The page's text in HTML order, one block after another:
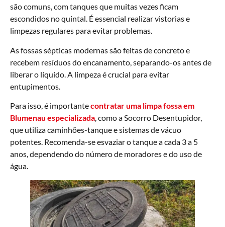
são comuns, com tanques que muitas vezes ficam
escondidos no quintal. É essencial realizar vistorias e
limpezas regulares para evitar problemas.
As fossas sépticas modernas são feitas de concreto e
recebem resíduos do encanamento, separando-os antes de
liberar o líquido. A limpeza é crucial para evitar
entupimentos.
Para isso, é importantecontratar uma limpa fossa em
Blumenau especializada, como a Socorro Desentupidor,
que utiliza caminhões-tanque e sistemas de vácuo
potentes. Recomenda-se esvaziar o tanque a cada 3 a 5
anos, dependendo do número de moradores e do uso de
água.